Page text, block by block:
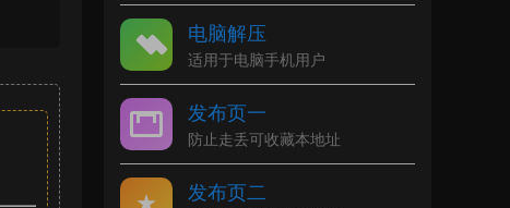
电脑解压
适用于电脑手机用户
发布页一
防止走丢可收藏本地址
发布页二